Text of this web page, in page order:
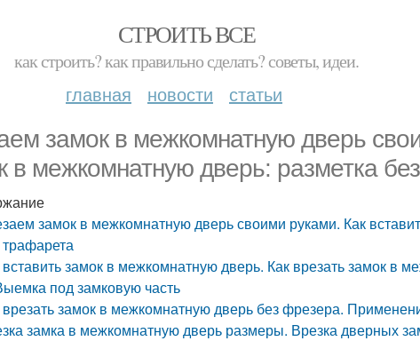
СТРОИТЬ ВСЕ
как строить? как правильно сделать? советы, идеи.
главная новости статьи
замок в межкомнатную дверь
в межкомнатную дверь: разметка
замок в межкомнатную дверь своими руками. Как
трафарета
вставить замок в межкомнатную дверь. Как врезать замок в
под замковую часть
врезать замок в межкомнатную дверь без фрезера.
замка в межкомнатную дверь размеры. Врезка дверных